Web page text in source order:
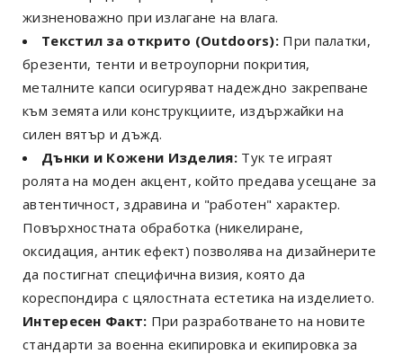
жизненоважно при излагане на влага.
Текстил за открито (Outdoors): При палатки,
брезенти, тенти и ветроупорни покрития,
металните капси осигуряват надеждно закрепване
към земята или конструкциите, издържайки на
силен вятър и дъжд.
Дънки и Кожени Изделия:Тук те играят
ролята на моден акцент, който предава усещане за
автентичност, здравина и "работен" характер.
Повърхностната обработка (никелиране,
оксидация, антик ефект) позволява на дизайнерите
да постигнат специфична визия, която да
кореспондира с цялостната естетика на изделието.
Интересен Факт: При разработването на новите
стандарти за военна екипировка и екипировка за